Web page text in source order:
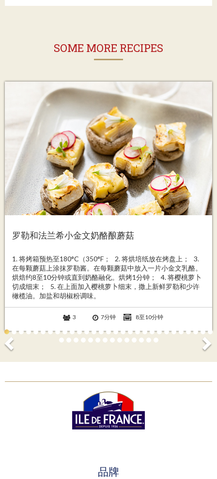
SOME MORE RECIPES
罗勒和法兰希小金文奶酪酿蘑菇
1. 将烤箱预热至180°C（350°F； 2. 将烘培纸放在烤盘上； 3.
在每颗蘑菇上涂抹罗勒酱。在每颗蘑菇中放入一片小金文乳酪。
烘焙约8至10分钟或直到奶酪融化。烘烤1分钟； 4. 将樱桃萝卜
切成细末； 5. 在上面加入樱桃萝卜细末，撒上新鲜罗勒和少许
橄榄油。加盐和胡椒粉调味。
3 7分钟 8至10分钟
品牌